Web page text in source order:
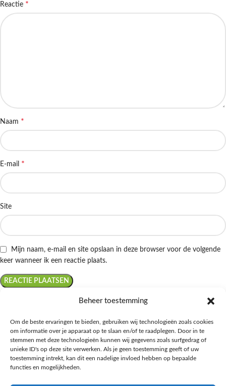
Beheer toestemming
Om de beste ervaringen te bieden, gebruiken wij technologieën zoals cookies
om informatie over je apparaat op te slaan en/of te raadplegen. Door in te
stemmen met deze technologieën kunnen wij gegevens zoals surfgedrag of
unieke ID's op deze site verwerken. Als je geen toestemming geeft of uw
toestemming intrekt, kan dit een nadelige invloed hebben op bepaalde
functies en mogelijkheden.
Reactie *
Naam *
E-mail *
Site
Mijn naam, e-mail en site opslaan in deze browser voor de volgende
keer wanneer ik een reactie plaats.
Ontdek de beste keto-vriendelijke keuzes van Albert Heijn, verrijk je
kennis met onze diepgaande blogs over het keto-dieet, en deel jouw
favoriete keto recepten in onze bruisende online gemeenschap!